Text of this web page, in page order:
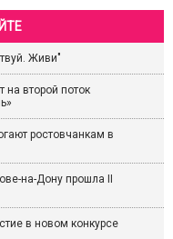
Живи"
второй поток
ростовчанкам в
на-Дону прошла II
в новом конкурсе